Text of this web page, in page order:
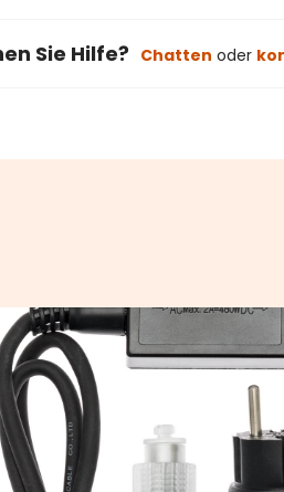
Sie Hilfe? Chatten oder